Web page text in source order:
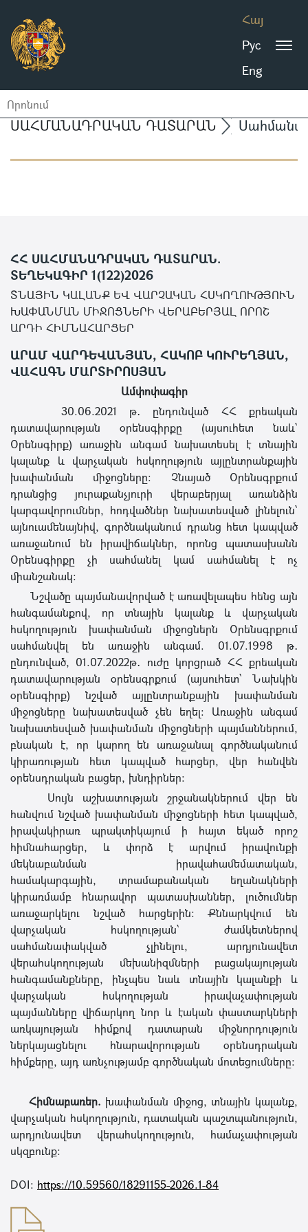
Հայ
Рус
Eng
ՍԱՀՄԱՆԱԴՐԱԿԱՆ ԴԱՏԱՐԱՆ
ՀՀ ՍԱՀՄԱՆԱԴՐԱԿԱՆ ԴԱՏԱՐԱՆ.
ՏԵՂԵԿԱԳԻՐ 1(122)2026
ՏՆԱՅԻՆ ԿԱԼԱՆՔ ԵՎ ՎԱՐՉԱԿԱՆ ՀՍԿՈՂՈՒԹՅՈՒՆ
ԽԱՓԱՆՄԱՆ ՄԻՋՈՑՆԵՐԻ ՎԵՐԱԲԵՐՅԱԼ ՈՐՈՇ
ԱՐԴԻ ՀԻՄՆԱՀԱՐՑԵՐ
ԱՐԱՄ ՎԱՐԴԵՎԱՆՅԱՆ, ՀԱԿՈԲ ԿՈՒՐԵՂՅԱՆ,
ՎԱՀԱԳՆ ՄԱՐՏԻՐՈՍՅԱՆ
Ամփոփագիր
30.06.2021 թ․ ընդունված ՀՀ քրեական
դատավարության օրենսգիրքը (այսուհետ նաև՝
Օրենսգիրք) առաջին անգամ նախատեսել է տնային
կալանք և վարչական հսկողություն այլընտրանքային
խափանման միջոցները: Չնայած Օրենսգրքում
դրանցից յուրաքանչյուրի վերաբերյալ առանձին
կարգավորումներ, հոդվածներ նախատեսված լինելուն՝
այնուամենայնիվ, գործնականում դրանց հետ կապված
առաջանում են իրավիճակներ, որոնց պատասխանն
Օրենսգիրքը չի սահմանել կամ սահմանել է ոչ
միանշանակ:
Նշվածը պայմանավորված է առավելապես հենց այն
հանգամանքով, որ տնային կալանք և վարչական
հսկողություն խափանման միջոցներն Օրենսգրքում
սահմանվել են առաջին անգամ. 01.07.1998 թ․
ընդունված, 01.07.2022թ․ ուժը կորցրած ՀՀ քրեական
դատավարության օրենսգրքում (այսուհետ՝ Նախկին
օրենսգիրք) նշված այլընտրանքային խափանման
միջոցները նախատեսված չեն եղել։ Առաջին անգամ
նախատեսված խափանման միջոցների պայմաններում,
բնական է, որ կարող են առաջանալ գործնականում
կիրառության հետ կապված հարցեր, վեր հանվեն
օրենսդրական բացեր, խնդիրներ։
Սույն աշխատության շրջանակներում վեր են
հանվում նշված խափանման միջոցների հետ կապված,
իրավակիրառ պրակտիկայում ի հայտ եկած որոշ
հիմնահարցեր, և փորձ է արվում իրավունքի
մեկնաբանման իրավահամեմատական,
համակարգային, տրամաբանական եղանակների
կիրառմամբ հնարավոր պատասխաններ, լուծումներ
առաջարկելու նշված հարցերին։ Քննարկվում են
վարչական հսկողության՝ ժամկետներով
սահմանափակված չլինելու, արդյունավետ
վերահսկողության մեխանիզմների բացակայության
հանգամանքները, ինչպես նաև տնային կալանքի և
վարչական հսկողության իրավաչափության
պայմանները վիճարկող նոր և էական փաստարկների
առկայության հիմքով դատարան միջնորդություն
ներկայացնելու հնարավորության օրենսդրական
հիմքերը, այդ առնչությամբ գործնական մոտեցումները։
Հիմնաբառեր. խափանման միջոց, տնային կալանք,
վարչական հսկողություն, դատական պաշտպանություն,
արդյունավետ վերահսկողություն, համաչափության
սկզբունք:
DOI: https://10.59560/18291155-2026.1-84